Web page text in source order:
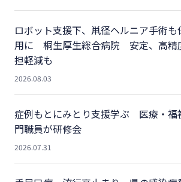
ロボット支援下、鼡径ヘルニア手術も
用に 桐生厚生総合病院 安定、高精
担軽減も
2026.08.03
症例もとにみとり支援学ぶ 医療・福
門職員が研修会
2026.07.31